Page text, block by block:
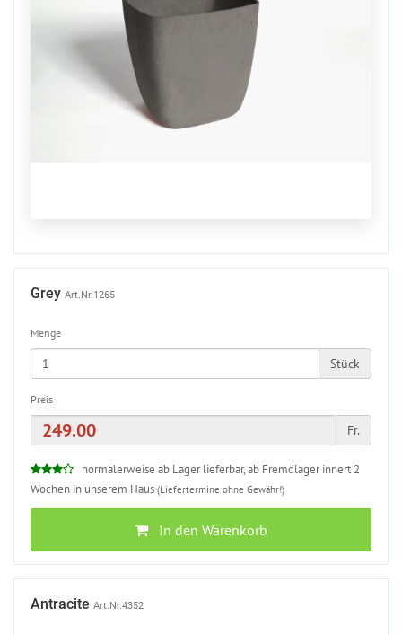
Grey Art.Nr.1265
Menge
Stück
Preis
Fr.
normalerweise ab Lager lieferbar, ab Fremdlager innert 2
Wochen in unserem Haus (Liefertermine ohne Gewähr!)
In den Warenkorb
Antracite Art.Nr.4352